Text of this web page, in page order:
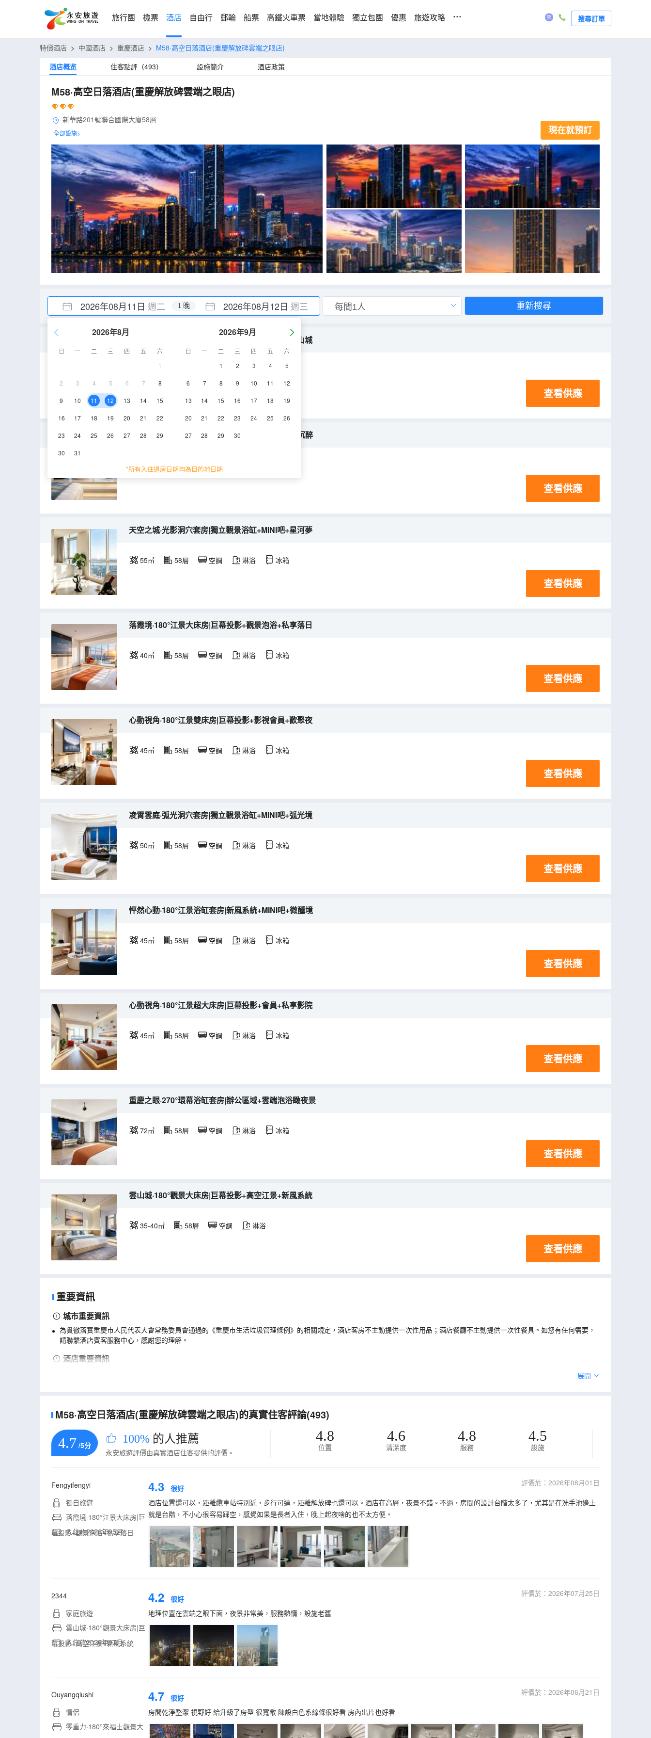
旅行團 機票 酒店 自由行 郵輪 船票 高鐵火車票 當地體驗 獨立包團 優惠 旅遊攻略 ... 搜尋訂單
特價酒店 > 中國酒店 > 重慶酒店 > M58·高空日落酒店(重慶解放碑雲端之眼店)
酒店概览
住客點評（493） 設施簡介 酒店政策
M58·高空日落酒店(重慶解放碑雲端之眼店)
新華路201號聯合國際大廈58層
全部設施> 現在就預訂
2026年08月11日 週二 2026年08月12日 週三
1 晚
2026年8月
日 一 二 三 四 五
六
1
2 3 4 5 6 7 8
9 10 11 12 13 14 15
16 17 18 19 20 21 22
23 24 25 26 27 28 29
30 31
2026年9月
日 一 二 三 四 五
六
1
2 3 4 5
6 7 8 9 10 11 12
13 14 15 16 17 18 19
20 21 22 23 24 25 26
27 28 29 30
*所有入住退房日期均為目的地日期
重新搜尋
重慶之眼·270°環幕影音套房|觀景浴缸+辦公區+攬山城
空調 淋浴 冰箱
查看供應
零重力·180°來福士觀景大床房|觀景浴缸+MINI吧+沉醉
42㎡ 58層 空調
查看供應
天空之城·光影洞穴套房|獨立觀景浴缸+MINI吧+星河夢
55㎡ 58層 空調 淋浴 冰箱
查看供應
落霞境·180°江景大床房|巨幕投影+觀景泡浴+私享落日
40㎡ 58層 空調 淋浴 冰箱
查看供應
心動視角·180°江景雙床房|巨幕投影+影視會員+歡聚夜
45㎡ 58層 空調 淋浴 冰箱
查看供應
凌霄雲庭·弧光洞穴套房|獨立觀景浴缸+MINI吧+弧光境
50㎡ 58層 空調 淋浴 冰箱
查看供應
怦然心動·180°江景浴缸套房|新風系統+MINI吧+微醺境
45㎡ 58層 空調 淋浴 冰箱
查看供應
心動視角·180°江景超大床房|巨幕投影+會員+私享影院
45㎡ 58層 空調 淋浴 冰箱
查看供應
重慶之眼·270°環幕浴缸套房|辦公區域+雲端泡浴瞰夜景
72㎡ 58層 空調 淋浴 冰箱
查看供應
雲山城·180°觀景大床房|巨幕投影+高空江景+新風系統
35-40㎡ 58層 空調 淋浴
查看供應
重要資訊
城市重要資訊
為貫徹落實重慶市人民代表大會常務委員會通過的《重慶市生活垃圾管理條例》的相關規定，酒店客房不主動提供一次性用品；酒店餐廳不主動提供一次性餐具。如您有任何需要，
請聯繫酒店賓客服務中心，感謝您的理解。
酒店重要資訊
展開
M58·高空日落酒店(重慶解放碑雲端之眼店)的真實住客評論(493)
4.7 /5分 100% 的人推薦
永安旅遊評價由真實酒店住客提供的評價。
4.8
位置
4.6
清潔度
4.8
服務
4.5
設施
Fengyifengyi
獨自旅遊
落霞境·180°江景大床房|巨
幕投影+觀景泡浴+私享落日
入住於2026年05月
4.3 很好
評價於：2026年08月01日
酒店位置還可以，距離纜車站特別近，步行可達，距離解放碑也還可以。酒店在高層，夜景不錯。不過，房間的設計台階太多了，尤其是在洗手池邊上
就是台階，不小心很容易踩空，感覺如果是長者入住，晚上起夜啥的也不太方便。
2344
家庭旅遊
雲山城·180°觀景大床房|巨
幕投影+高空江景+新風系統
入住於2026年07月
4.2 很好
評價於：2026年07月25日
地理位置在雲端之眼下面，夜景非常美，服務熱惰，設施老舊
Ouyangqiushi
情侶
零重力·180°來福士觀景大
4.7 很好
評價於：2026年06月21日
房間乾淨整潔 視野好 給升級了房型 很寬敞 陳設白色系線條很好看 房內出片也好看